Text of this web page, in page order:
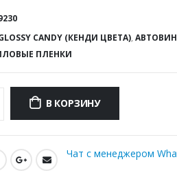
CANDY (КЕНДИ ЦВЕТА),
ПЛЕНКИ
В КОРЗИНУ
Чат с менеджером